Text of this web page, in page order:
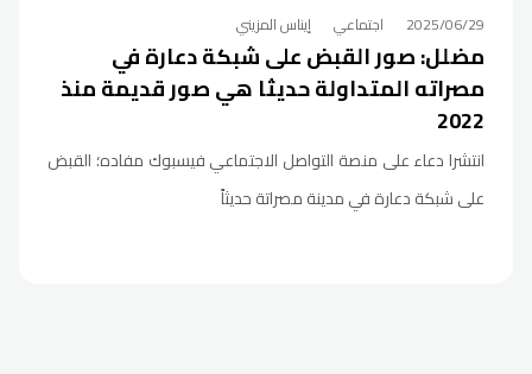
2025/06/29 اجتماعي إيناس المزيني
مضلل: صور القبض على شبكة دعارة في
مصراته المتداولة حديثا هي صور قديمة منذ
2022
انتشرا دعاء على منصة التواصل الاجتماعي فيسبوك مفاده؛ القبض
على شبكة دعارة في مدينة مصراتة حديثاً